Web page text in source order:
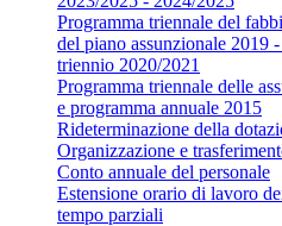
Programma triennale del
del piano assunzionale 2019
triennio 2020/2021
Programma triennale delle
e programma annuale 2015
Rideterminazione della
Organizzazione e
Conto annuale del personale
Estensione orario di lavoro
tempo parziali